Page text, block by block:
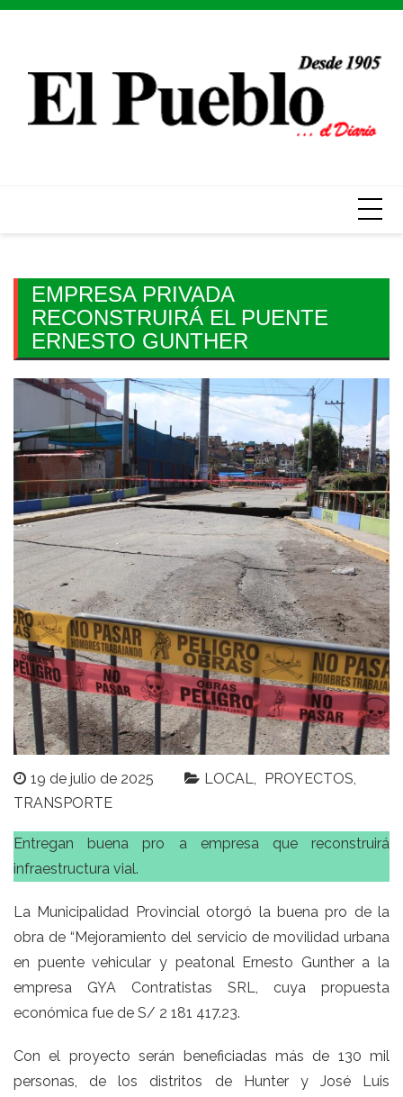
Skip
EMPRESA PRIVADA
RECONSTRUIRÁ EL PUENTE
ERNESTO GUNTHER
19 de julio de 2025 LOCAL
PROYECTOS
TRANSPORTE
Entregan buena pro a empresa que reconstruirá
infraestructura vial.
La Municipalidad Provincial otorgó la buena pro de la
obra de “Mejoramiento del servicio de movilidad urbana
en puente vehicular y peatonal Ernesto Gunther a la
empresa GYA Contratistas SRL, cuya propuesta
económica fue de S/ 2 181 417.23.
Con el proyecto serán beneficiadas más de 130 mil
personas, de los distritos de Hunter y José Luis